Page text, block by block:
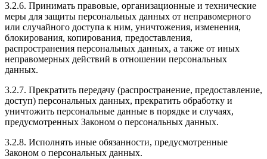
3.2.6. Принимать правовые, организационные и технические
меры для защиты персональных данных от неправомерного
или случайного доступа к ним, уничтожения, изменения,
блокирования, копирования, предоставления,
распространения персональных данных, а также от иных
неправомерных действий в отношении персональных
данных.
3.2.7. Прекратить передачу (распространение, предоставление,
доступ) персональных данных, прекратить обработку и
уничтожить персональные данные в порядке и случаях,
предусмотренных Законом о персональных данных.
3.2.8. Исполнять иные обязанности, предусмотренные
Законом о персональных данных.